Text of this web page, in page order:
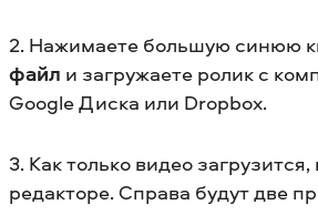
2. Нажимаете большую синюю
файл и загружаете ролик с
Google Диска или Dropbox.
3. Как только видео
редакторе. Справа будут две